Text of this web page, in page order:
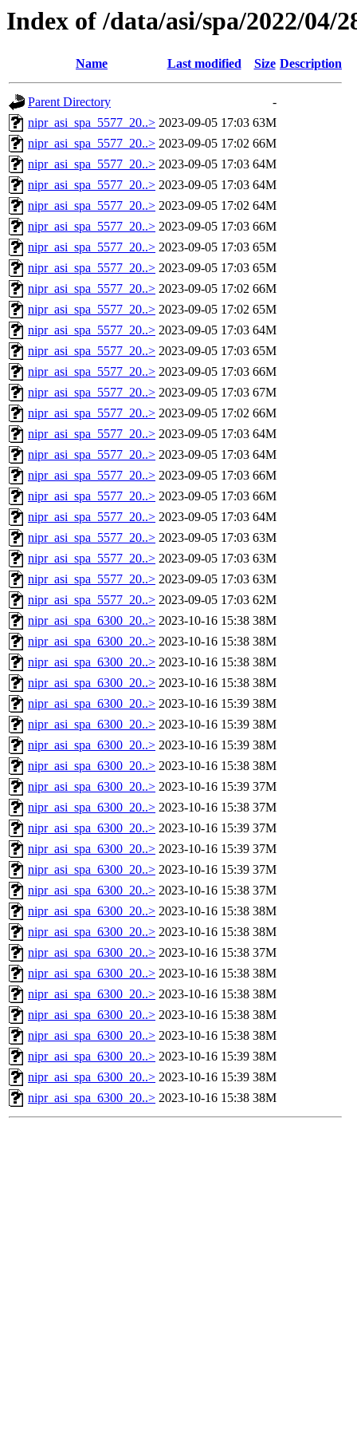
Index of /data/asi/spa/2022/04/
Name Last modified Size Description
Parent Directory
-
nipr_asi_spa_5577_20..> 2023-09-05 17:03 63M
nipr_asi_spa_5577_20..> 2023-09-05 17:02 66M
nipr_asi_spa_5577_20..> 2023-09-05 17:03 64M
nipr_asi_spa_5577_20..> 2023-09-05 17:03 64M
nipr_asi_spa_5577_20..> 2023-09-05 17:02 64M
nipr_asi_spa_5577_20..> 2023-09-05 17:03 66M
nipr_asi_spa_5577_20..> 2023-09-05 17:03 65M
nipr_asi_spa_5577_20..> 2023-09-05 17:03 65M
nipr_asi_spa_5577_20..> 2023-09-05 17:02 66M
nipr_asi_spa_5577_20..> 2023-09-05 17:02 65M
nipr_asi_spa_5577_20..> 2023-09-05 17:03 64M
nipr_asi_spa_5577_20..> 2023-09-05 17:03 65M
nipr_asi_spa_5577_20..> 2023-09-05 17:03 66M
nipr_asi_spa_5577_20..> 2023-09-05 17:03 67M
nipr_asi_spa_5577_20..> 2023-09-05 17:02 66M
nipr_asi_spa_5577_20..> 2023-09-05 17:03 64M
nipr_asi_spa_5577_20..> 2023-09-05 17:03 64M
nipr_asi_spa_5577_20..> 2023-09-05 17:03 66M
nipr_asi_spa_5577_20..> 2023-09-05 17:03 66M
nipr_asi_spa_5577_20..> 2023-09-05 17:03 64M
nipr_asi_spa_5577_20..> 2023-09-05 17:03 63M
nipr_asi_spa_5577_20..> 2023-09-05 17:03 63M
nipr_asi_spa_5577_20..> 2023-09-05 17:03 63M
nipr_asi_spa_5577_20..> 2023-09-05 17:03 62M
nipr_asi_spa_6300_20..> 2023-10-16 15:38 38M
nipr_asi_spa_6300_20..> 2023-10-16 15:38 38M
nipr_asi_spa_6300_20..> 2023-10-16 15:38 38M
nipr_asi_spa_6300_20..> 2023-10-16 15:38 38M
nipr_asi_spa_6300_20..> 2023-10-16 15:39 38M
nipr_asi_spa_6300_20..> 2023-10-16 15:39 38M
nipr_asi_spa_6300_20..> 2023-10-16 15:39 38M
nipr_asi_spa_6300_20..> 2023-10-16 15:38 38M
nipr_asi_spa_6300_20..> 2023-10-16 15:39 37M
nipr_asi_spa_6300_20..> 2023-10-16 15:38 37M
nipr_asi_spa_6300_20..> 2023-10-16 15:39 37M
nipr_asi_spa_6300_20..> 2023-10-16 15:39 37M
nipr_asi_spa_6300_20..> 2023-10-16 15:39 37M
nipr_asi_spa_6300_20..> 2023-10-16 15:38 37M
nipr_asi_spa_6300_20..> 2023-10-16 15:38 38M
nipr_asi_spa_6300_20..> 2023-10-16 15:38 38M
nipr_asi_spa_6300_20..> 2023-10-16 15:38 37M
nipr_asi_spa_6300_20..> 2023-10-16 15:38 38M
nipr_asi_spa_6300_20..> 2023-10-16 15:38 38M
nipr_asi_spa_6300_20..> 2023-10-16 15:38 38M
nipr_asi_spa_6300_20..> 2023-10-16 15:38 38M
nipr_asi_spa_6300_20..> 2023-10-16 15:39 38M
nipr_asi_spa_6300_20..> 2023-10-16 15:39 38M
nipr_asi_spa_6300_20..> 2023-10-16 15:38 38M